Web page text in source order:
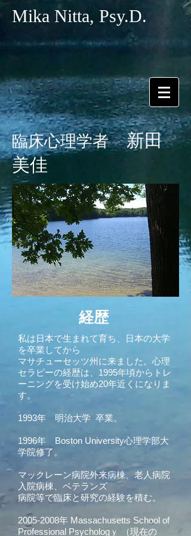
Mika Nitta, Psy.D.
臨床心理学者新田
美佳
経歴
私は日本で生まれて育ち、日本の大学
を卒業してから
マサチューセッツ州に来ました。心理
セラピーの経歴は、1995年頃からトレ
ーニングを受け始め20年近くになりま
す。
1993年 明治大学 卒業。
1996年 Boston University心理学部大
学院修了。
マックレーン病院外来病棟、老人病院
入院病棟、ベテランズ
病院等で臨床と研究の経験を積む。
2005-2008年 Massachusetts School of
Professional Psychologｙ （現在の